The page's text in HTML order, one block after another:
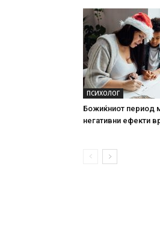
ПСИХОЛОГ
Божиќниот период
негативни ефекти